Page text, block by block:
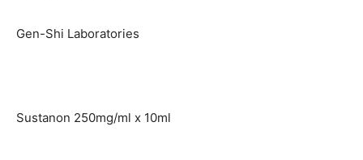
Gen-Shi Laboratories
Sustanon 250mg/ml x 10ml